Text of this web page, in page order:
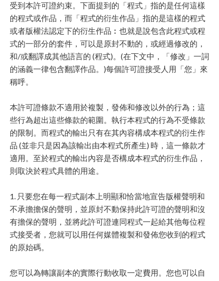
受到本許可證約束。下面提到的「程式」指的是任何這樣
的程式或作品，而「程式的衍生作品」指的是這樣的程式
或者版權法認定下的衍生作品︰也就是說包含此程式或程
式的一部分的套件，可以是原封不動的，或經過修改的，
和/或翻譯成其他語言的 (程式)。(在下文中，「修改」一詞
的涵義一律包含翻譯作品。)每個許可證接受人用「您」來
稱呼。
本許可證條款不適用於複製，發佈和修改以外的行為；這
些行為超出這些條款的範圍。執行本程式的行為不受條款
的限制。而程式的輸出只有在其內容構成本程式的衍生作
品 (並非只是因為該輸出由本程式所產生) 時，這一條款才
適用。至於程式的輸出內容是否構成本程式的衍生作品，
則取決於程式具體的用途。
1. 只要您在每一程式副本上明顯和恰當地宣告版權聲明和
不承擔擔保的聲明，並原封不動保持此許可證的聲明和沒
有擔保的聲明，並將此許可證連同程式一起給其他每位程
式接受者，您就可以用任何媒體複製和發佈您收到的程式
的原始碼。
您可以為轉讓副本的實際行動收取一定費用。您也可以自